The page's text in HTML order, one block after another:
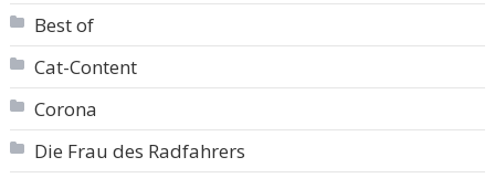
Best of
Cat-Content
Corona
Die Frau des Radfahrers